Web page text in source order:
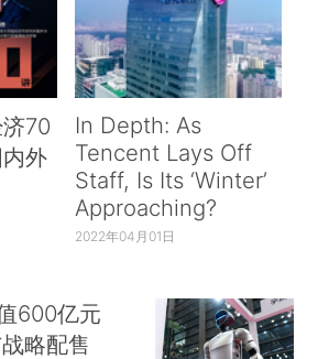
70
外
In Depth: As
Tencent Lays Off
Staff, Is Its ‘Winter’
Approaching?
2022年04月01日
600亿元
略配售